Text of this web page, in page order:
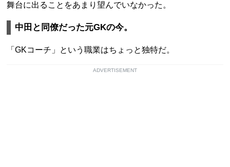
舞台に出ることをあまり望んでいなかった。
中田と同僚だった元GKの今。
「GKコーチ」という職業はちょっと独特だ。
ADVERTISEMENT